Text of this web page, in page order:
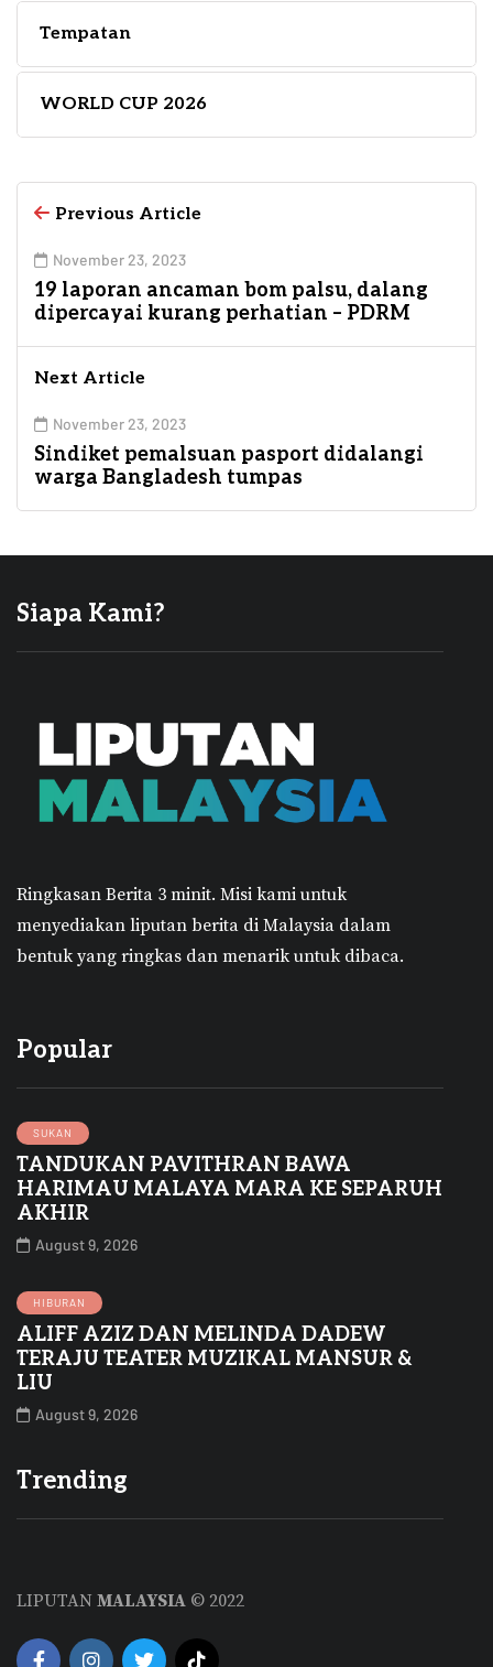
Tempatan
WORLD CUP 2026
Previous Article
November 23, 2023
19 laporan ancaman bom palsu, dalang
dipercayai kurang perhatian – PDRM
Next Article
November 23, 2023
Sindiket pemalsuan pasport didalangi
warga Bangladesh tumpas
Siapa Kami?
Ringkasan Berita 3 minit. Misi kami untuk
menyediakan liputan berita di Malaysia dalam
bentuk yang ringkas dan menarik untuk dibaca.
Popular
SUKAN
TANDUKAN PAVITHRAN BAWA
HARIMAU MALAYA MARA KE SEPARUH
AKHIR
August 9, 2026
HIBURAN
ALIFF AZIZ DAN MELINDA DADEW
TERAJU TEATER MUZIKAL MANSUR &
LIU
August 9, 2026
Trending
LIPUTAN MALAYSIA © 2022